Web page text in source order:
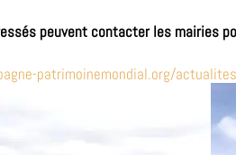
peuvent contacter les mairies
patrimoinemondial.org/